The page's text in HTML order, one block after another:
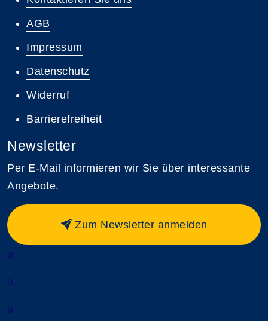
AGB
Impressum
Datenschutz
Widerruf
Barrierefreiheit
Newsletter
Per E-Mail informieren wir Sie über interessante
Angebote.
Zum Newsletter anmelden
a
a
a